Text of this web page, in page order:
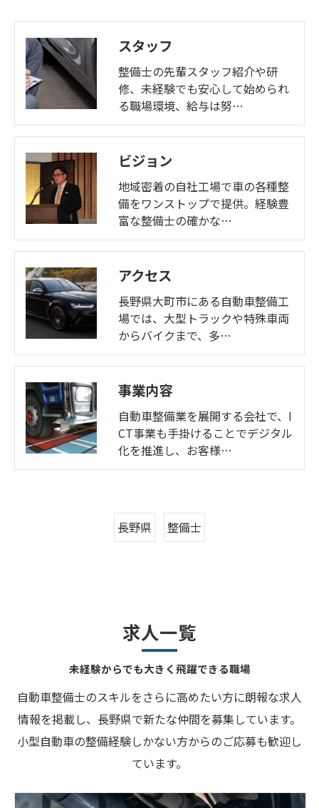
スタッフ
整備士の先輩スタッフ紹介や研
修、未経験でも安心して始められ
る職場環境、給与は努…
ビジョン
地域密着の自社工場で車の各種整
備をワンストップで提供。経験豊
富な整備士の確かな…
アクセス
長野県大町市にある自動車整備工
場では、大型トラックや特殊車両
からバイクまで、多…
事業内容
自動車整備業を展開する会社で、I
CT事業も手掛けることでデジタル
化を推進し、お客様…
長野県 整備士
求人一覧
未経験からでも大きく飛躍できる職場
自動車整備士のスキルをさらに高めたい方に朗報な求人
情報を掲載し、長野県で新たな仲間を募集しています。
小型自動車の整備経験しかない方からのご応募も歓迎し
ています。